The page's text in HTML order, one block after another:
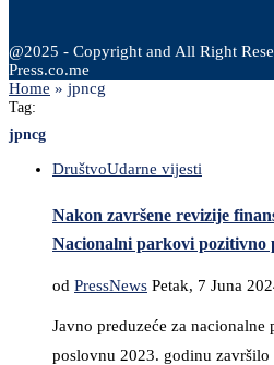
@2025 - Copyright and All Right
Press.co.me
Home » jpncg
Tag:
jpncg
DruštvoUdarne vijesti
Nakon završene revizije
Nacionalni parkovi pozitivno
od PressNews Petak, 7 Juna
Javno preduzeće za nacionalne
poslovnu 2023. godinu